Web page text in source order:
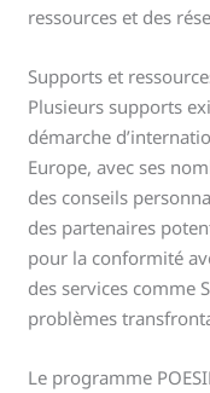
ressources et des
Supports et
Plusieurs supports
démarche
Europe, avec ses
des conseils
des partenaires
pour la conformité
des services comme
problèmes
Le programme